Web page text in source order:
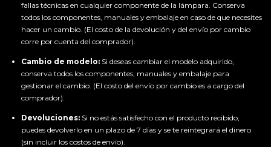
fallas técnicas en cualquier componente de la lámpara. Conserva
todos los componentes, manuales y embalaje en caso de que necesites
hacer un cambio. (El costo de la devolución y del envío por cambio
corre por cuenta del comprador).
Cambio de modelo: Si deseas cambiar el modelo adquirido,
conserva todos los componentes, manuales y embalaje para
gestionar el cambio. (El costo del envío por cambio es a cargo del
comprador).
Devoluciones: Si no estás satisfecho con el producto recibido,
puedes devolverlo en un plazo de 7 días y se te reintegrará el dinero
(sin incluir los costos de envío).